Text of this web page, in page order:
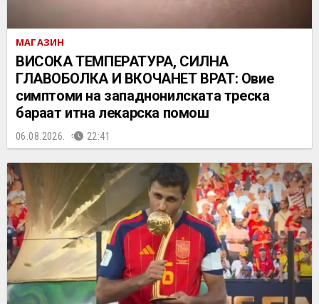
МАГАЗИН
ВИСОКА ТЕМПЕРАТУРА, СИЛНА
ГЛАВОБОЛКА И ВКОЧАНЕТ ВРАТ: Овие
симптоми на западнонилската треска
бараат итна лекарска помош
06.08.2026. 22:41